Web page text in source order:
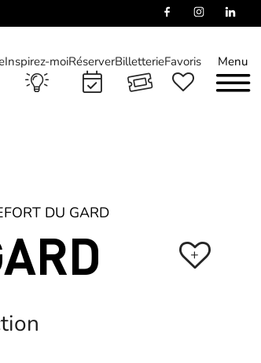
Menu
Inspirez-moiRéserverBilletterieFavoris
DU GARD
+